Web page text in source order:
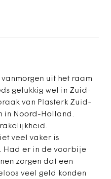
uit het raam
gelukkig wel in Zuid-
van Plasterk Zuid-
in Noord-Holland.
veel vaker is
Had er in de voorbije
zorgen dat een
veel geld konden